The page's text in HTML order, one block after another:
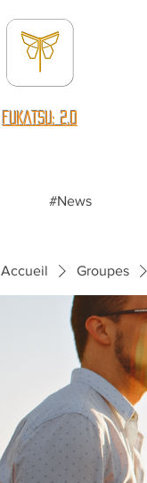
fUKATSU: 2.0
#News
Accueil Groupes